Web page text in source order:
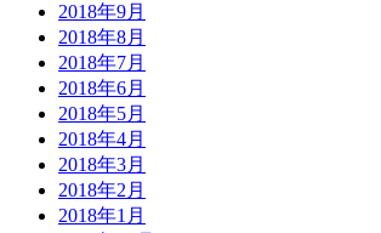
2018年9月
2018年8月
2018年7月
2018年6月
2018年5月
2018年4月
2018年3月
2018年2月
2018年1月